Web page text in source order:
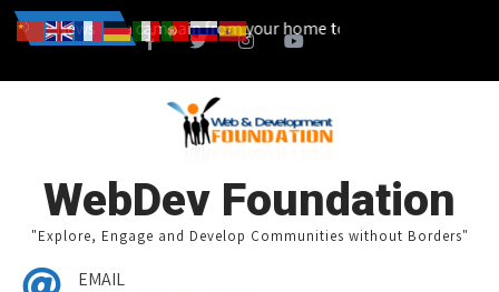
News
also start a campain from your home town and we design
WebDev Foundation
"Explore, Engage and Develop Communities without Borders"
EMAIL